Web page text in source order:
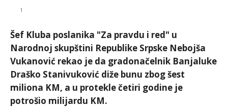
AUTOR
1
Šef Kluba poslanika "Za pravdu i red" u
Narodnoj skupštini Republike Srpske Nebojša
Vukanović rekao je da gradonačelnik Banjaluke
Draško Stanivuković diže bunu zbog šest
miliona KM, a u protekle četiri godine je
potrošio milijardu KM.